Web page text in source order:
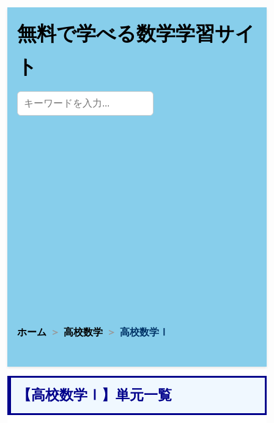
無料で学べる数学学習サイ
ト
サイト内検索
ホーム 高校数学 高校数学Ⅰ
【高校数学Ⅰ】単元一覧